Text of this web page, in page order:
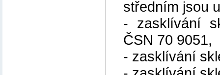
středním jsou
- zasklívání
ČSN 70 9051,
- zasklívání